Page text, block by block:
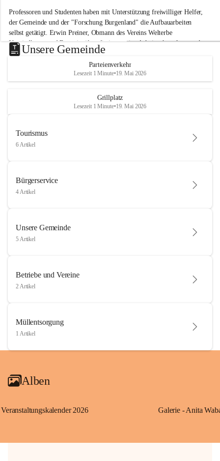
Professoren und Studenten haben mit Unterstützung freiwilliger Helfer,
der Gemeinde und der "Forschung Burgenland" die Aufbauarbeiten
selbst getätigt. Erwin Preiner, Obmann des Vereins Welterbe
Neusiedlersee und Bgm. ist über die innovative Arbeit sehr erfreut und
hofft auf baldige praktische Anwendung der Forschungsergebnisse.
Gerade in Zeiten des Klimawandels ist jede technologische Innovation
wichtig!
Unsere Gemeinde
Parteienverkehr
Lesezeit 1 Minute•19. Mai 2026
Grillplatz
Lesezeit 1 Minute•19. Mai 2026
Tourismus
6 Artikel
Bürgerservice
4 Artikel
Unsere Gemeinde
5 Artikel
Betriebe und Vereine
2 Artikel
Müllentsorgung
1 Artikel
Alben
Veranstaltungskalender 2026 Galerie - Anita